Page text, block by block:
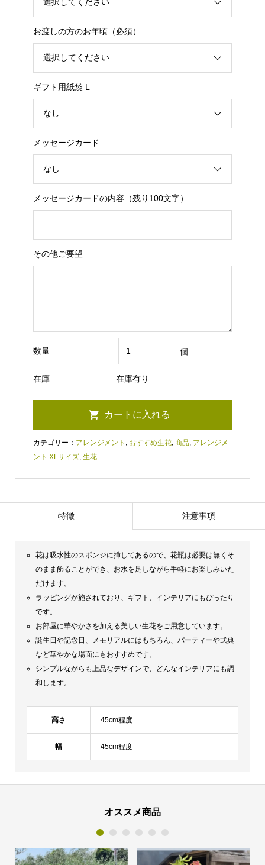
お渡しの方のお年頃（必須）
ギフト用紙袋 L
メッセージカード
メッセージカードの内容（残り100文字）
その他ご要望
数量 個
在庫 在庫有り
カテゴリー： アレンジメント おすすめ生花, 商品, アレンジメ
ント XLサイズ, 生花
特徴 注意事項
花は吸水性のスポンジに挿してあるので、花瓶は必要は無くそ
のまま飾ることができ、お水を足しながら手軽にお楽しみいた
だけます。
ラッピングが施されており、ギフト、インテリアにもぴったり
です。
お部屋に華やかさを加える美しい生花をご用意しています。
誕生日や記念日、メモリアルにはもちろん、パーティーや式典
など華やかな場面にもおすすめです。
シンプルながらも上品なデザインで、どんなインテリアにも調
和します。
高さ 45cm程度
幅 45cm程度
オススメ商品
1 2 3 4 5 6